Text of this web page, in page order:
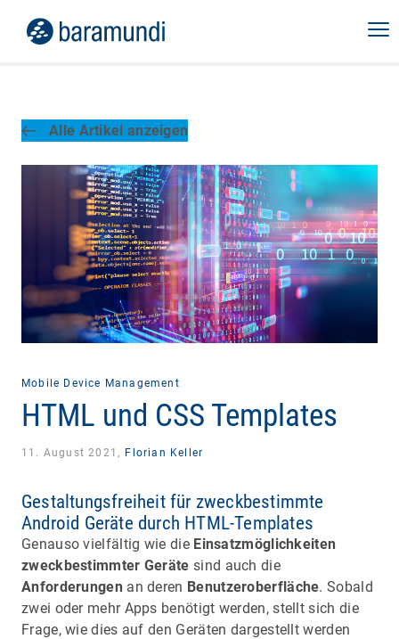
Alle Artikel anzeigen
Mobile Device Management
HTML und CSS Templates
11. August 2021, Florian Keller
Gestaltungsfreiheit für zweckbestimmte
Android Geräte durch HTML-Templates
Genauso vielfältig wie die Einsatzmöglichkeiten
zweckbestimmter Geräte sind auch die
Anforderungen an deren Benutzeroberfläche. Sobald
zwei oder mehr Apps benötigt werden, stellt sich die
Frage, wie dies auf den Geräten dargestellt werden